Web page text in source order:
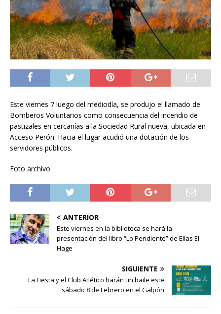
Este viernes 7 luego del mediodía, se produjo el llamado de
Bomberos Voluntarios como consecuencia del incendio de
pastizales en cercanías a la Sociedad Rural nueva, ubicada en
Acceso Perón. Hacia el lugar acudió una dotación de los
servidores públicos.
Foto archivo
ANTERIOR
Este viernes en la biblioteca se hará la
presentación del libro “Lo Pendiente” de Elías El
Hage
SIGUIENTE
La Fiesta y el Club Atlético harán un baile este
sábado 8 de Febrero en el Galpón